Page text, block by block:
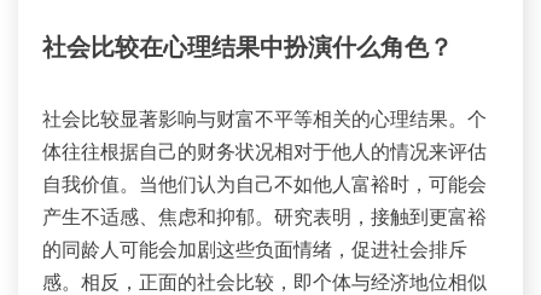
社会比较在心理结果中扮演什么角色？
社会比较显著影响与财富不平等相关的心理结果。个
体往往根据自己的财务状况相对于他人的情况来评估
自我价值。当他们认为自己不如他人富裕时，可能会
产生不适感、焦虑和抑郁。研究表明，接触到更富裕
的同龄人可能会加剧这些负面情绪，促进社会排斥
感。相反，正面的社会比较，即个体与经济地位相似